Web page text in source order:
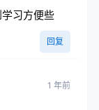
习方便些
回复
1 年前